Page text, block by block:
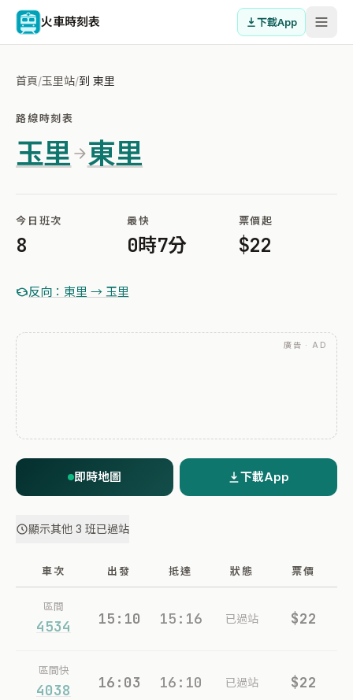
火車時刻表 下載App
首頁/玉里站/到 東里
路線時刻表
玉里 東里
今日班次
8
最快
0時7分
票價起
$22
反向：東里 → 玉里
廣告 · AD
即時地圖 下載App
顯示其他 3 班已過站
車次 出發 抵達 狀態 票價
區間
4534 15:10 15:16 已過站 $22
區間快
4038 16:03 16:10 已過站 $22